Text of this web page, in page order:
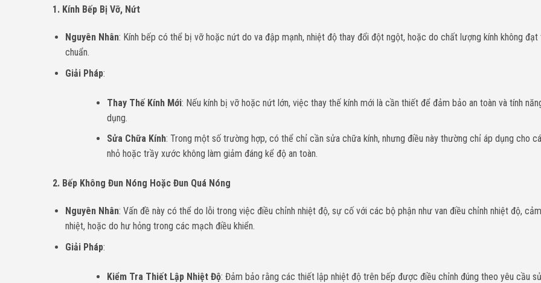
1. Kính Bếp Bị Vỡ, Nứt
Nguyên Nhân: Kính bếp có thể bị vỡ hoặc nứt do va đập mạnh, nhiệt độ thay đổi đột ngột, hoặc do chất lượng kính không đạt
chuẩn.
Giải Pháp:
Thay Thế Kính Mới: Nếu kính bị vỡ hoặc nứt lớn, việc thay thế kính mới là cần thiết để đảm bảo an toàn và tính
dụng.
Sửa Chữa Kính: Trong một số trường hợp, có thể chỉ cần sửa chữa kính, nhưng điều này thường chỉ áp dụng cho
nhỏ hoặc trầy xước không làm giảm đáng kể độ an toàn.
2. Bếp Không Đun Nóng Hoặc Đun Quá Nóng
Nguyên Nhân: Vấn đề này có thể do lỗi trong việc điều chỉnh nhiệt độ, sự cố với các bộ phận như van điều chỉnh nhiệt độ,
nhiệt, hoặc do hư hỏng trong các mạch điều khiển.
Giải Pháp:
Kiểm Tra Thiết Lập Nhiệt Độ: Đảm bảo rằng các thiết lập nhiệt độ trên bếp được điều chỉnh đúng theo yêu cầu